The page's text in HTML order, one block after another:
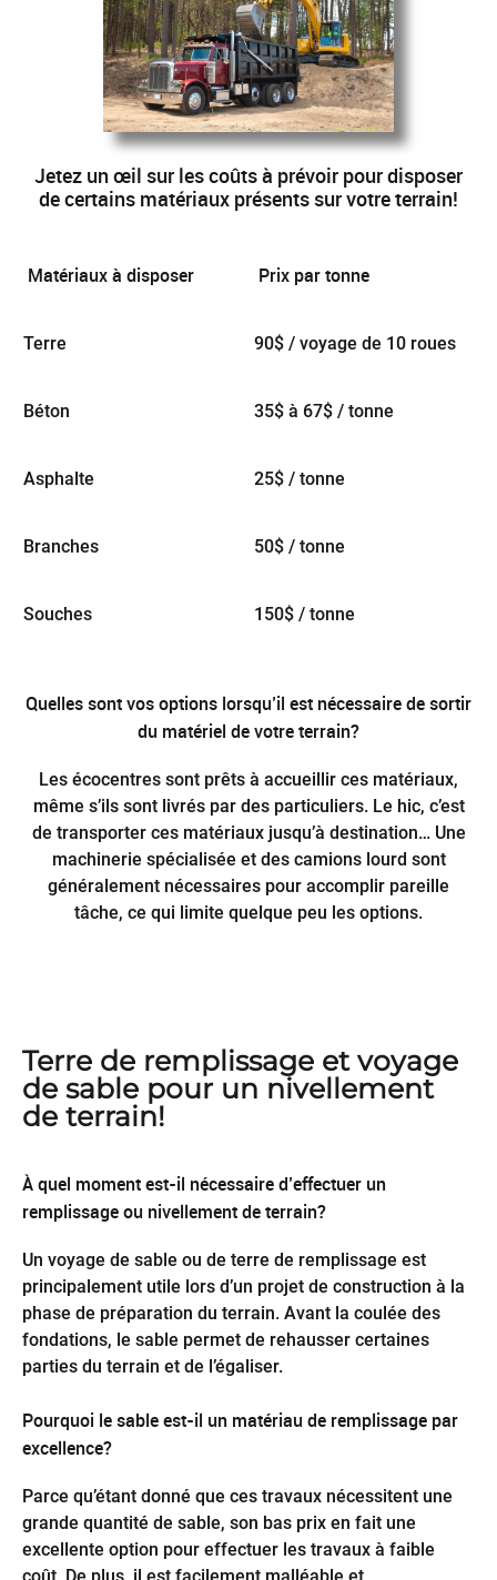
Jetez un œil sur les coûts à prévoir pour disposer
de certains matériaux présents sur votre terrain!
Matériaux à disposer Prix par tonne
Terre 90$ / voyage de 10 roues
Béton 35$ à 67$ / tonne
Asphalte 25$ / tonne
Branches 50$ / tonne
Souches 150$ / tonne
Quelles sont vos options lorsqu’il est nécessaire de sortir
du matériel de votre terrain?
Les écocentres sont prêts à accueillir ces matériaux,
même s’ils sont livrés par des particuliers. Le hic, c’est
de transporter ces matériaux jusqu’à destination… Une
machinerie spécialisée et des camions lourd sont
généralement nécessaires pour accomplir pareille
tâche, ce qui limite quelque peu les options.
Terre de remplissage et voyage
de sable pour un nivellement
de terrain!
À quel moment est-il nécessaire d’effectuer un
remplissage ou nivellement de terrain?
Un voyage de sable ou de terre de remplissage est
principalement utile lors d’un projet de construction à la
phase de préparation du terrain. Avant la coulée des
fondations, le sable permet de rehausser certaines
parties du terrain et de l’égaliser.
Pourquoi le sable est-il un matériau de remplissage par
excellence?
Parce qu’étant donné que ces travaux nécessitent une
grande quantité de sable, son bas prix en fait une
excellente option pour effectuer les travaux à faible